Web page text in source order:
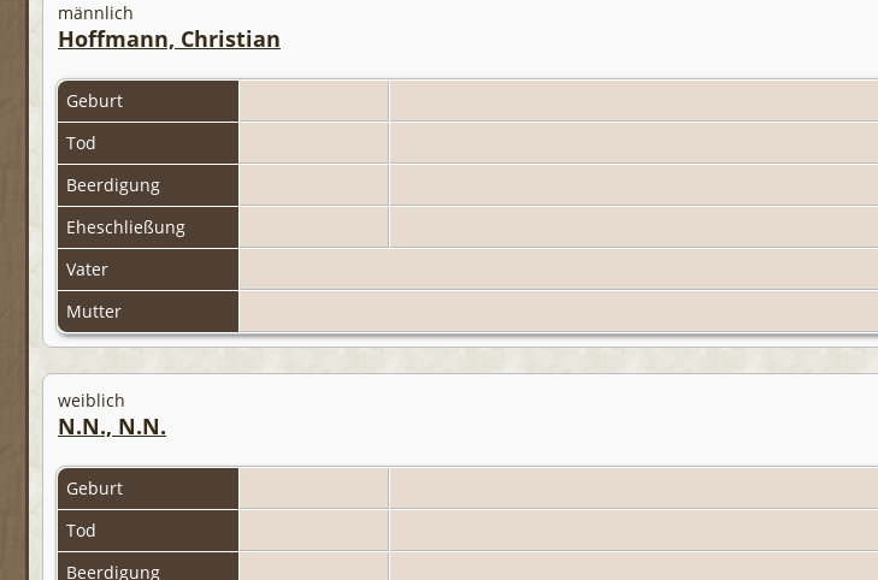
männlich
Hoffmann, Christian
Geburt
Tod
Beerdigung
Eheschließung
Vater
Mutter
weiblich
N.N., N.N.
Geburt
Tod
Beerdigung